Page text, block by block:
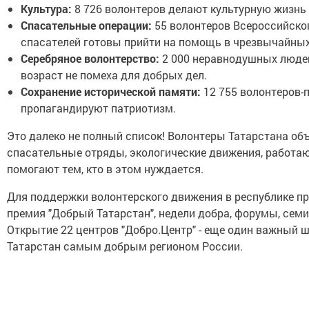
Культура: 8 726 волонтеров делают культурную жизнь
Спасательные операции: 55 волонтеров
спасателей готовы прийти на помощь в
Серебряное волонтерство: 2 000 неравнодушных
возраст не помеха для добрых дел.
Сохранение исторической памяти: 12 755
пропагандируют патриотизм.
Это далеко не полный список! Волонтеры Татарстана
спасательные отряды, экологические движения,
помогают тем, кто в этом нуждается.
Для поддержки волонтерского движения в республике
премия "Добрый Татарстан", недели добра, форумы,
Открытие 22 центров "Добро.Центр" - еще один важный
Татарстан самым добрым регионом России.